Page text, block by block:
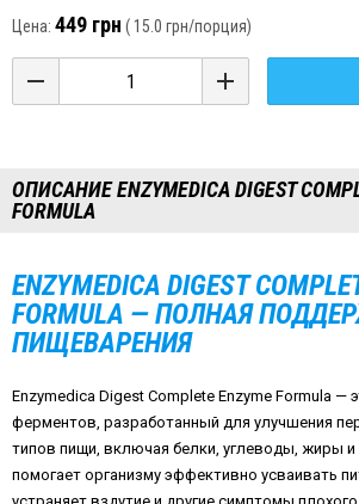
Цена: 449 грн ( 15.0 грн/порция)
ОПИСАНИЕ ENZYMEDICA DIGEST
FORMULA
ENZYMEDICA DIGEST
FORMULA — ПОЛНАЯ
ПИЩЕВАРЕНИЯ
Enzymedica Digest Complete Enzyme Formula
ферментов, разработанный для улучшения
типов пищи, включая белки, углеводы, жиры и
помогает организму эффективно усваивать